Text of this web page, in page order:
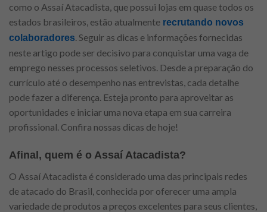
como o Assaí Atacadista, que possui lojas em quase todos os
estados brasileiros, estão atualmente recrutando novos
colaboradores . Seguir as dicas e informações fornecidas
neste artigo pode ser decisivo para conquistar uma vaga de
emprego nesses processos seletivos. Desde a preparação do
currículo até o desempenho nas entrevistas, cada detalhe
pode fazer a diferença. Esteja pronto para aproveitar as
oportunidades e iniciar uma nova etapa em sua carreira
profissional. Confira nossas dicas de hoje!
Afinal, quem é o Assaí Atacadista?
O Assaí Atacadista é considerado uma das principais redes
de atacado do Brasil, conhecida por oferecer uma ampla
variedade de produtos a preços excelentes para seus clientes,